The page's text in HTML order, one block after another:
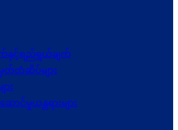
နှင့်ရည်ရွယ်ချက်
တံဆိပ်များ
ား
ဆောင်မှုယန္တရားများ